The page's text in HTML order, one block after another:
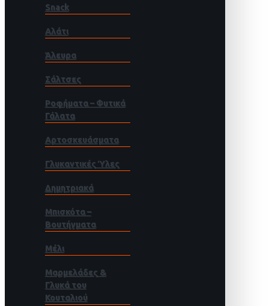
Snack
Αλάτι
Άλευρα
Σάλτσες
Ροφήματα – Φυτικά
Γάλατα
Αρτοσκευάσματα
Γλυκαντικές Ύλες
Δημητριακά
Μπισκότα –
Βουτήγματα
Μέλι
Μαρμελάδες &
Γλυκά του
Κουταλιού